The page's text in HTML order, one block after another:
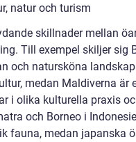
natur och turism
skillnader mellan
Till exempel skiljer sig
och natursköna
medan Maldiverna är
i olika kulturella praxis
och Borneo i
fauna, medan japanska